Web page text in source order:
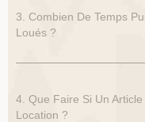
3. Combien De Temps
Loués ?
4. Que Faire Si Un
Location ?